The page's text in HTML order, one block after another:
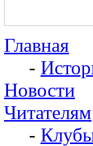
Главная
-
Новости
Читателям
-